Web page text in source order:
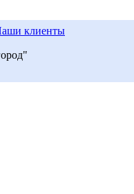
клиенты